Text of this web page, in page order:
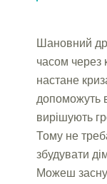
Шановний
часом
настане
допоможуть
вирішують
Тому не
збудувати
Можеш